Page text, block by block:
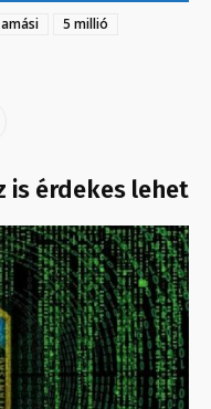
5 millió
is érdekes lehet